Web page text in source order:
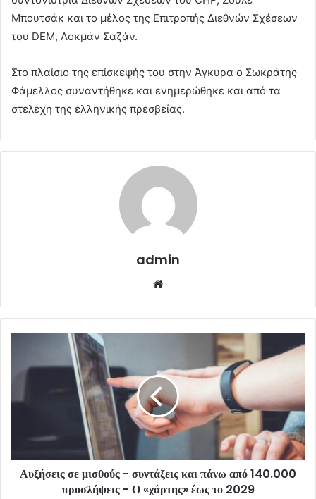
Μπουτσάκ και το μέλος της Επιτροπής Διεθνών Σχέσεων
του DEM, Λοκμάν Σαζάν.
Στο πλαίσιο της επίσκεψής του στην Άγκυρα ο Σωκράτης
Φάμελλος συναντήθηκε και ενημερώθηκε και από τα
στελέχη της ελληνικής πρεσβείας.
admin
Αυξήσεις σε μισθούς - συντάξεις και πάνω από 140.000
προσλήψεις - Ο «χάρτης» έως το 2029